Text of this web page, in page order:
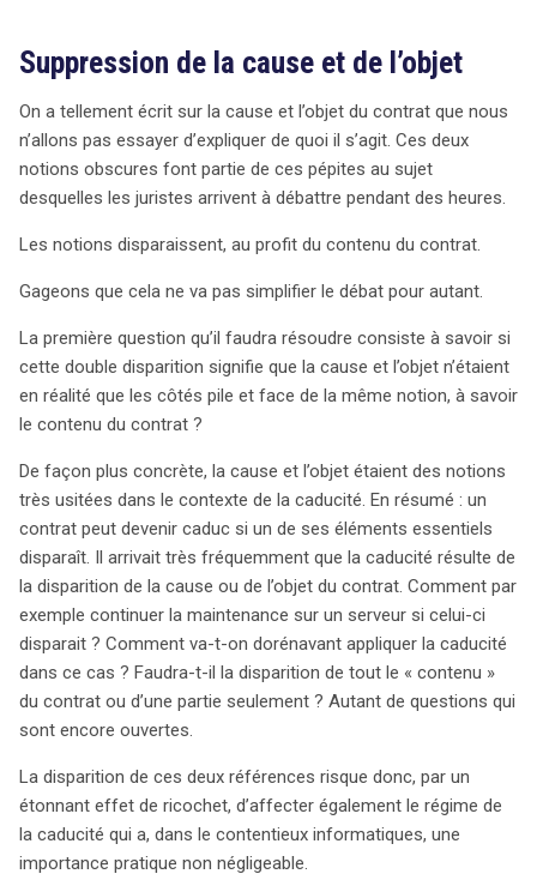
Suppression de la cause et de l’objet
On a tellement écrit sur la cause et l’objet du contrat que nous
n’allons pas essayer d’expliquer de quoi il s’agit. Ces deux
notions obscures font partie de ces pépites au sujet
desquelles les juristes arrivent à débattre pendant des heures.
Les notions disparaissent, au profit du contenu du contrat.
Gageons que cela ne va pas simplifier le débat pour autant.
La première question qu’il faudra résoudre consiste à savoir si
cette double disparition signifie que la cause et l’objet n’étaient
en réalité que les côtés pile et face de la même notion, à savoir
le contenu du contrat ?
De façon plus concrète, la cause et l’objet étaient des notions
très usitées dans le contexte de la caducité. En résumé : un
contrat peut devenir caduc si un de ses éléments essentiels
disparaît. Il arrivait très fréquemment que la caducité résulte de
la disparition de la cause ou de l’objet du contrat. Comment par
exemple continuer la maintenance sur un serveur si celui-ci
disparait ? Comment va-t-on dorénavant appliquer la caducité
dans ce cas ? Faudra-t-il la disparition de tout le « contenu »
du contrat ou d’une partie seulement ? Autant de questions qui
sont encore ouvertes.
La disparition de ces deux références risque donc, par un
étonnant effet de ricochet, d’affecter également le régime de
la caducité qui a, dans le contentieux informatiques, une
importance pratique non négligeable.